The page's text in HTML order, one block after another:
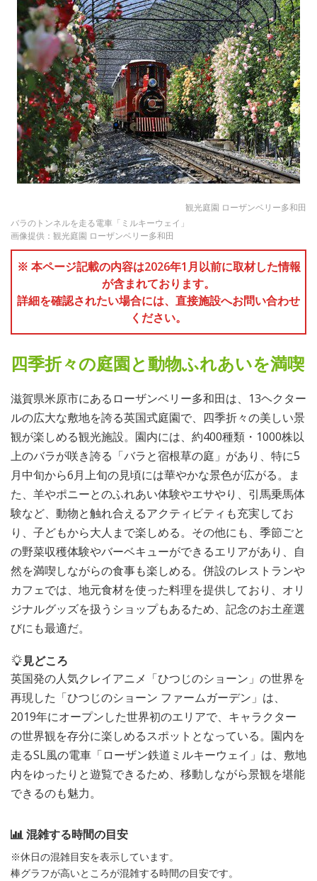
観光庭園 ローザンベリー多和田
バラのトンネルを走る電車「ミルキーウェイ」
画像提供：観光庭園 ローザンベリー多和田
※ 本ページ記載の内容は2026年1月以前に取材した情報
が含まれております。
詳細を確認されたい場合には、直接施設へお問い合わせ
ください。
四季折々の庭園と動物ふれあいを満喫
滋賀県米原市にあるローザンベリー多和田は、13ヘクター
ルの広大な敷地を誇る英国式庭園で、四季折々の美しい景
観が楽しめる観光施設。園内には、約400種類・1000株以
上のバラが咲き誇る「バラと宿根草の庭」があり、特に5
月中旬から6月上旬の見頃には華やかな景色が広がる。ま
た、羊やポニーとのふれあい体験やエサやり、引馬乗馬体
験など、動物と触れ合えるアクティビティも充実してお
り、子どもから大人まで楽しめる。その他にも、季節ごと
の野菜収穫体験やバーベキューができるエリアがあり、自
然を満喫しながらの食事も楽しめる。併設のレストランや
カフェでは、地元食材を使った料理を提供しており、オリ
ジナルグッズを扱うショップもあるため、記念のお土産選
びにも最適だ。
見どころ
英国発の人気クレイアニメ「ひつじのショーン」の世界を
再現した「ひつじのショーン ファームガーデン」は、
2019年にオープンした世界初のエリアで、キャラクター
の世界観を存分に楽しめるスポットとなっている。園内を
走るSL風の電車「ローザン鉄道ミルキーウェイ」は、敷地
内をゆったりと遊覧できるため、移動しながら景観を堪能
できるのも魅力。
混雑する時間の目安
※休日の混雑目安を表示しています。
棒グラフが高いところが混雑する時間の目安です。